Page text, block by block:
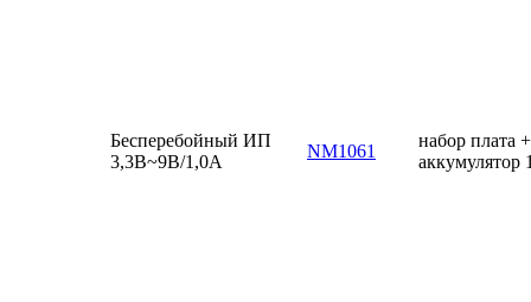
Бесперебойный ИП
3,3В~9В/1,0А
NM1061
набор плата +
аккумулятор